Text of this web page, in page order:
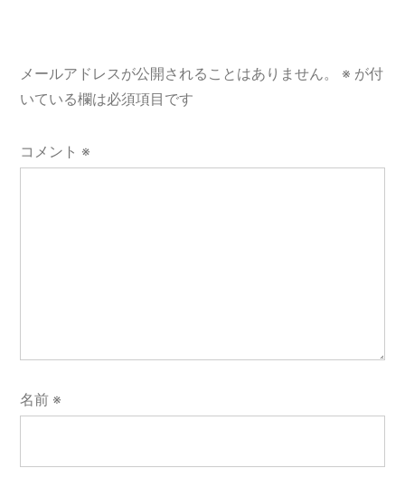
ン
メールアドレスが公開されることはありません。 ※ が付
いている欄は必須項目です
コメント ※
名前 ※